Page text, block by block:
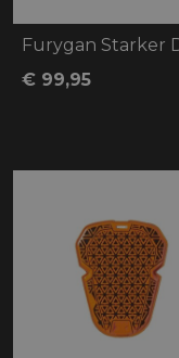
€ 99,95